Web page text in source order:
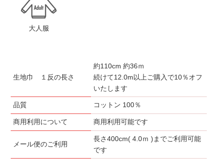
大人服
生地巾 １反の長さ
約110cm 約36ｍ
続けて12.0m以上ご購入で10％オフ
いたします
品質 コットン 100％
商用利用について 商用利用可能です
メール便のご利用
長さ400cm( 4.0ｍ )までご利用可能
です